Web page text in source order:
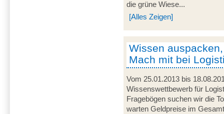
die grüne Wiese...
[Alles Zeigen]
Wissen
Mach mit bei
Vom 25.01.2013 bis
Wissenswettbewerb für
Fragebögen suchen wir die
warten Geldpreise im